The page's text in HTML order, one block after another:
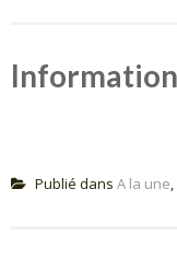
Publié dans A la une,